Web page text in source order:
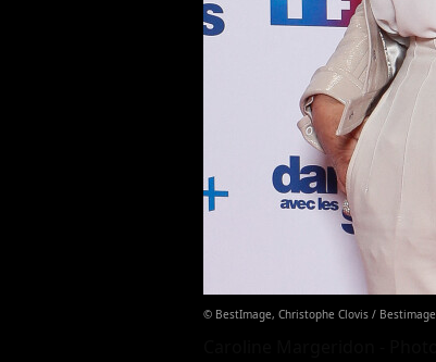
© BestImage, Christophe Clovis / Bestimage